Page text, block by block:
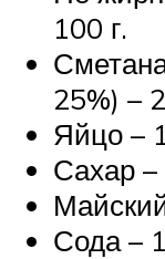
100 г.
25%) –
Яйцо –
Сахар –
Сода –